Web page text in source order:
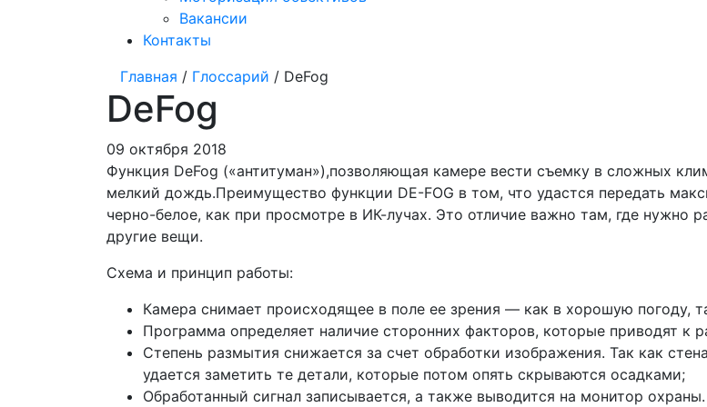
Вакансии
Контакты
Главная / Глоссарий / DeFog
DeFog
09 октября 2018
Функция DeFog («антитуман»),позволяющая камере вести съемку в сложных
мелкий дождь.Преимущество функции DE-FOG в том, что удастся передать
черно-белое, как при просмотре в ИК-лучах. Это отличие важно там, где нужно
другие вещи.
Схема и принцип работы:
Камера снимает происходящее в поле ее зрения — как в хорошую погоду,
Программа определяет наличие сторонних факторов, которые приводят
Степень размытия снижается за счет обработки изображения. Так как
удается заметить те детали, которые потом опять скрываются осадками;
Обработанный сигнал записывается, а также выводится на монитор охраны.